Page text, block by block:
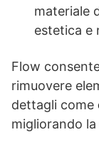
materiale
estetica e
Flow
rimuovere
dettagli come
migliorando